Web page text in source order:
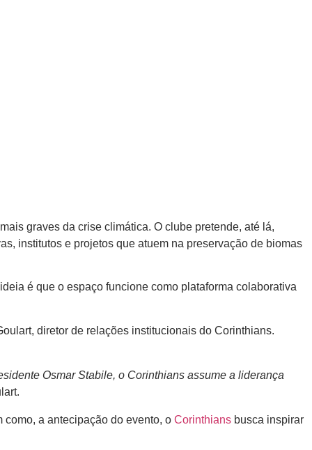
graves da crise climática. O clube pretende, até lá,
institutos e projetos que atuem na preservação de biomas
é que o espaço funcione como plataforma colaborativa
diretor de relações institucionais do Corinthians.
Osmar Stabile, o Corinthians assume a liderança
como, a antecipação do evento, o Corinthians busca inspirar